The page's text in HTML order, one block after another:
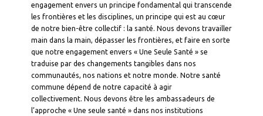
engagement envers un principe fondamental qui transcende
les frontières et les disciplines, un principe qui est au cœur
de notre bien-être collectif : la santé. Nous devons travailler
main dans la main, dépasser les frontières, et faire en sorte
que notre engagement envers « Une Seule Santé » se
traduise par des changements tangibles dans nos
communautés, nos nations et notre monde. Notre santé
commune dépend de notre capacité à agir
collectivement. Nous devons être les ambassadeurs de
l’approche « Une seule santé » dans nos institutions